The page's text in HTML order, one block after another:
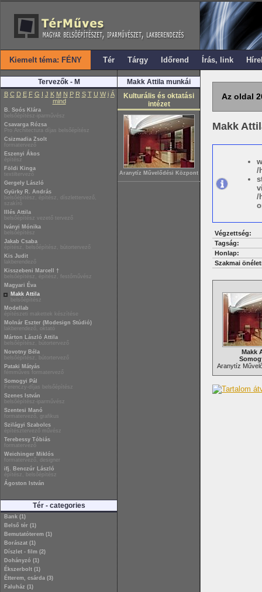
Kiemelt téma: FÉNY Tér Tárgy Időrend Írás, link
Tervezők - M
B C D E F G I J K M N P R S T U W i Á
mind
B. Soós Klára
belsőépítész-iparművész
Csavarga Rózsa
Pro Architectura díjas belsőépítész
Csizmadia Zsolt
formatervező
Eszenyi Ákos
építész
Földi Kinga
textiltervező
Gergely László
Gyürky R. András
belsőépítész, építész, díszlettervező,
szakíró
Illés Attila
belsőépítész vezető tervező
Iványi Mónika
belsőépítész
Jakab Csaba
építész, belsőépítész, bútortervező
Kis Judit
lakberendező
Kisszebeni Marcell †
belsőépítész, építész, festőművész
Magyari Éva
Makk Attila
belsőépítész
Modellab
építészeti makettek készítése
Molnár Eszter (Modesign Stúdió)
lakberendező, oktató
Márton László Attila
belsőépítész, bútortervező
Novotny Béla
belsőépítész, bútortervező
Pataki Mátyás
fémműves formatervező
Somogyi Pál
Ferenczy-díjas belsőépítész
Szenes István
belsőépítész-iparművész
Szentesi Manó
formatervező, grafikus
Szilágyi Szabolcs
építésztervező művész
Terebessy Tóbiás
formatervező
Weichinger Miklós
formatervező, designer
ifj. Benczúr László
építész, belsőépítész
Ágoston István
Tér - categories
Bank (1)
Belső tér (1)
Bemutatóterem (1)
Borászat (1)
Díszlet - film (2)
Dohányzó (1)
Ékszerbolt (1)
Étterem, csárda (3)
Faluház (1)
Makk Attila munkái
Kulturális és oktatási
intézet
Aranytíz Művelődési Központ
Az oldal
Makk
/
/
Végzettség:
Tagság:
Honlap:
Szakmai
Makk
Aranytíz